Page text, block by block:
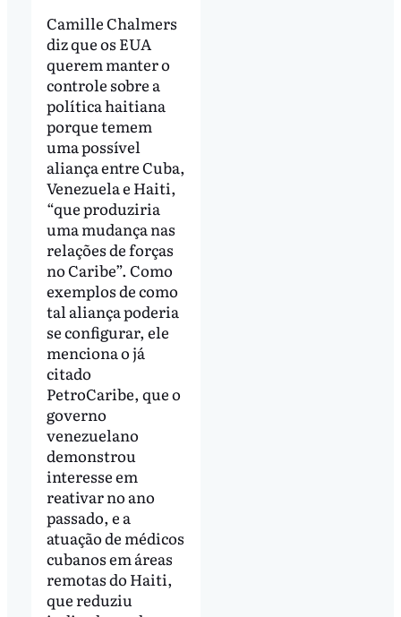
Camille Chalmers
diz que os EUA
querem manter o
controle sobre a
política haitiana
porque temem
uma possível
aliança entre Cuba,
Venezuela e Haiti,
“que produziria
uma mudança nas
relações de forças
no Caribe”. Como
exemplos de como
tal aliança poderia
se configurar, ele
menciona o já
citado
PetroCaribe, que o
governo
venezuelano
demonstrou
interesse em
reativar no ano
passado, e a
atuação de médicos
cubanos em áreas
remotas do Haiti,
que reduziu